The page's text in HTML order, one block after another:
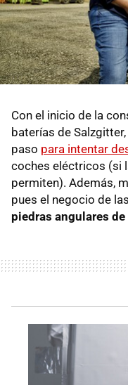
Con el inicio de la
baterías de
paso para intentar
coches eléctricos (si
permiten). Además,
pues el negocio de
piedras angulares